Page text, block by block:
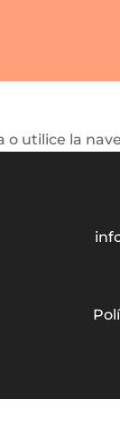
utilice la